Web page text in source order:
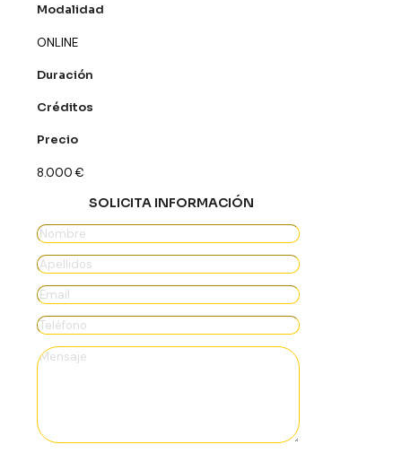
Modalidad
ONLINE
Duración
Créditos
Precio
8.000€
SOLICITA INFORMACIÓN